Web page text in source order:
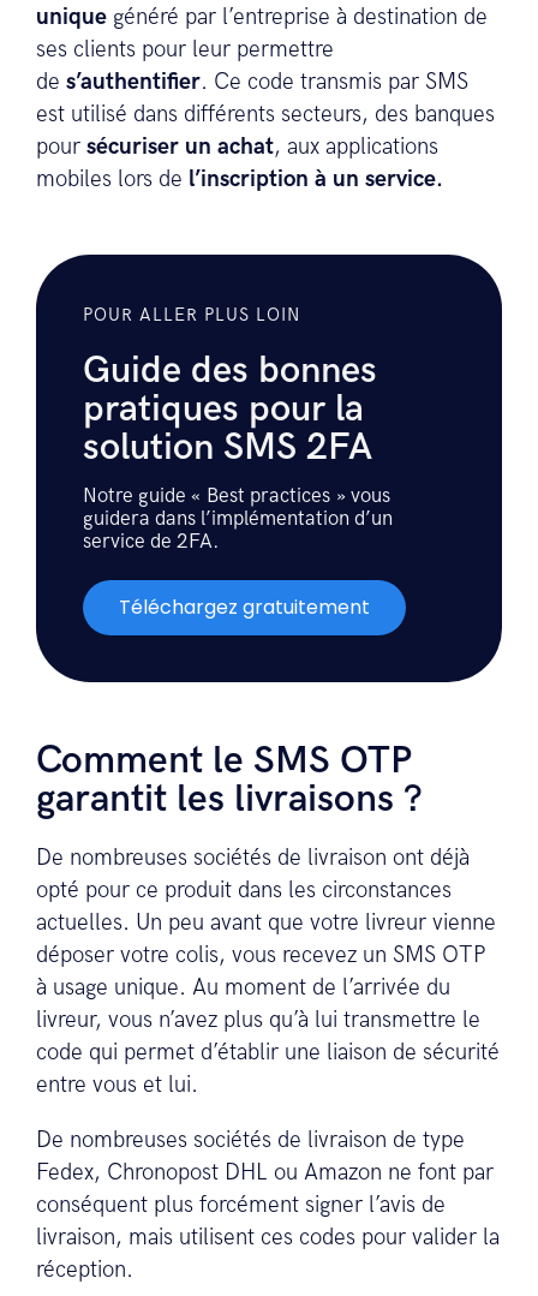
unique généré par l’entreprise à destination de
ses clients pour leur permettre
de s’authentifier. Ce code transmis par SMS
est utilisé dans différents secteurs, des banques
pour sécuriser un achat, aux applications
mobiles lors de l’inscription à un service.
POUR ALLER PLUS LOIN
Guide des bonnes
pratiques pour la
solution SMS 2FA
Notre guide « Best practices » vous
guidera dans l’implémentation d’un
service de 2FA.
Téléchargez gratuitement
Comment le SMS OTP
garantit les livraisons ?
De nombreuses sociétés de livraison ont déjà
opté pour ce produit dans les circonstances
actuelles. Un peu avant que votre livreur vienne
déposer votre colis, vous recevez un SMS OTP
à usage unique. Au moment de l’arrivée du
livreur, vous n’avez plus qu’à lui transmettre le
code qui permet d’établir une liaison de sécurité
entre vous et lui.
De nombreuses sociétés de livraison de type
Fedex, Chronopost DHL ou Amazon ne font par
conséquent plus forcément signer l’avis de
livraison, mais utilisent ces codes pour valider la
réception.